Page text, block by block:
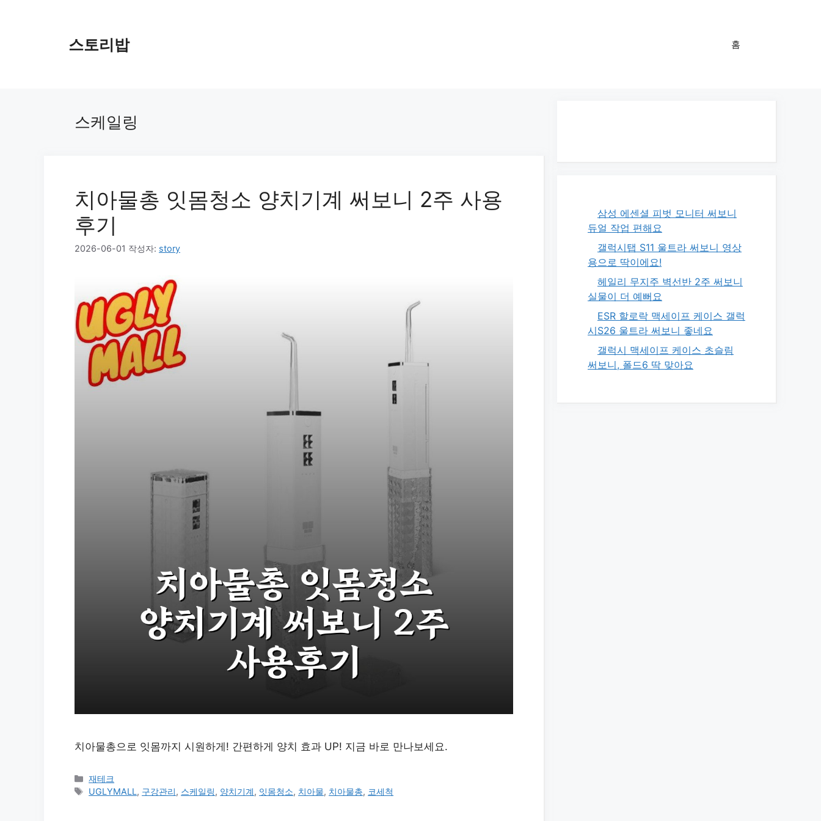
스토리밥 홈
스케일링
치아물총 잇몸청소 양치기계 써보니 2주 사용
후기
2026-06-01 작성자: story
치아물총으로 잇몸까지 시원하게! 간편하게 양치 효과 UP! 지금 바로 만나보세요.
카
테
재테크
태
UGLYMALL, 구강관리, 스케일링, 양치기계, 잇몸청소, 치아물, 치아물총, 코세척
삼성 에센셜 피벗 모니터 써보니
듀얼 작업 편해요
갤럭시탭 S11 울트라 써보니 영상
용으로 딱이에요!
헤일리 무지주 벽선반 2주 써보니
실물이 더 예뻐요
ESR 할로락 맥세이프 케이스 갤럭
시S26 울트라 써보니 좋네요
갤럭시 맥세이프 케이스 초슬림
써보니, 폴드6 딱 맞아요